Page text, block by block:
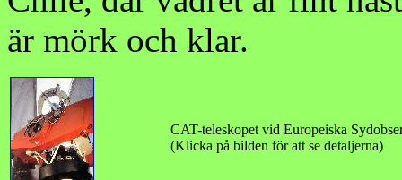
är mörk och klar.
CAT-teleskopet vid Europeiska
(Klicka på bilden för att se detaljerna)